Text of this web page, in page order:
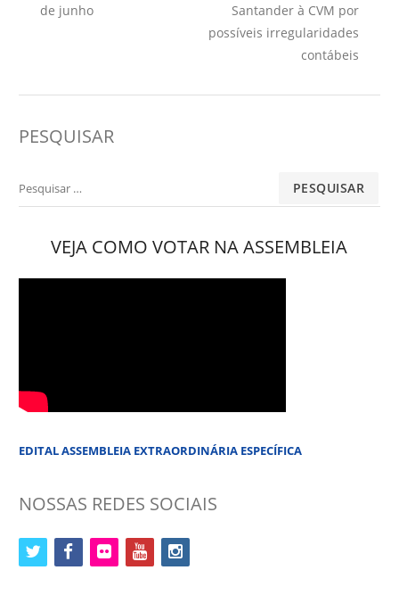
Post
de junho
Santander à CVM por
possíveis irregularidades
contábeis
PESQUISAR
Pesquisar
VEJA COMO VOTAR NA ASSEMBLEIA
EDITAL ASSEMBLEIA EXTRAORDINÁRIA ESPECÍFICA
NOSSAS REDES SOCIAIS
twitter facebookflickr youtubeinstagram